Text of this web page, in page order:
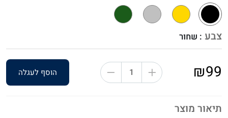
תיאור מוצר
צבע : שחור
₪99 הוסף לעגלה